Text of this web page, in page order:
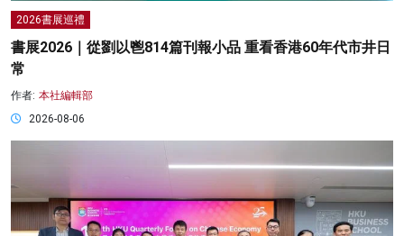
2026書展巡禮
書展2026｜從劉以鬯814篇刊報小品 重看香港60年代市井日
常
作者: 本社編輯部
2026-08-06